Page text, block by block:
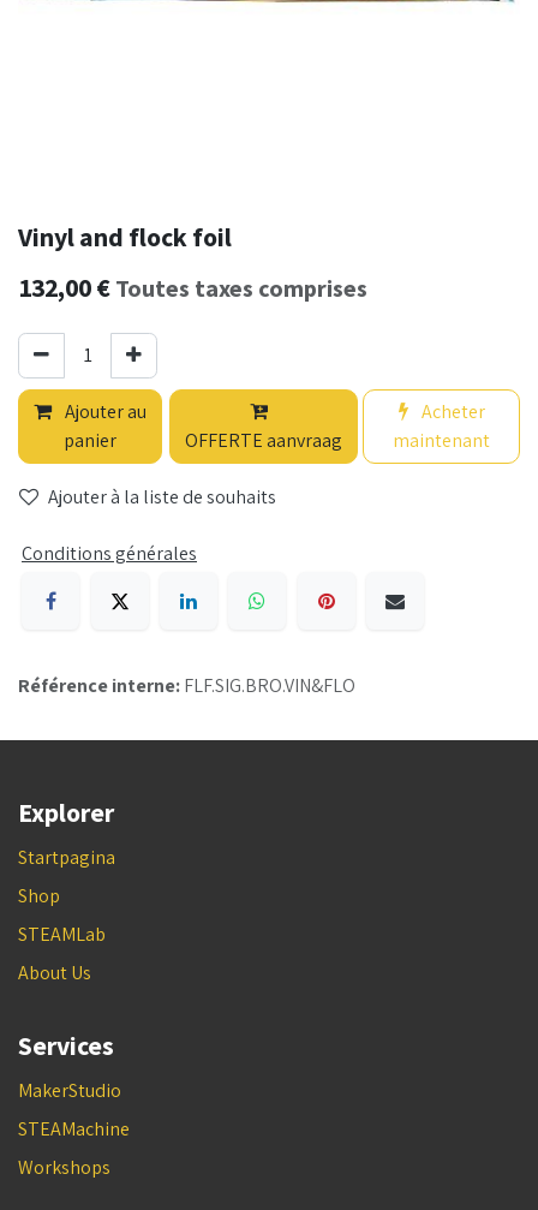
Vinyl and flock foil
132,00€ Toutes taxes comprises
Ajouter au
panier
OFFERTE aanvraag
Acheter
maintenant
Ajouter à la liste de souhaits
Conditions générales
Référence interne:FLF.SIG.BRO.VIN&FLO
Explorer
Startpagina
Shop
STEAMLab
About Us
Services
MakerStudio
STEAMachine
Workshops